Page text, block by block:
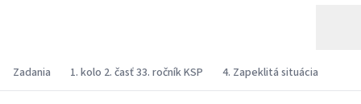
Zadania 1. kolo 2. časť 33. ročník KSP 4. Zapeklitá situácia